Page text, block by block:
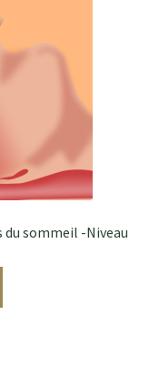
du sommeil -Niveau